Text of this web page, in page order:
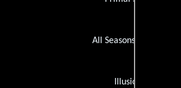
All Seasons Transport
Illusion FX